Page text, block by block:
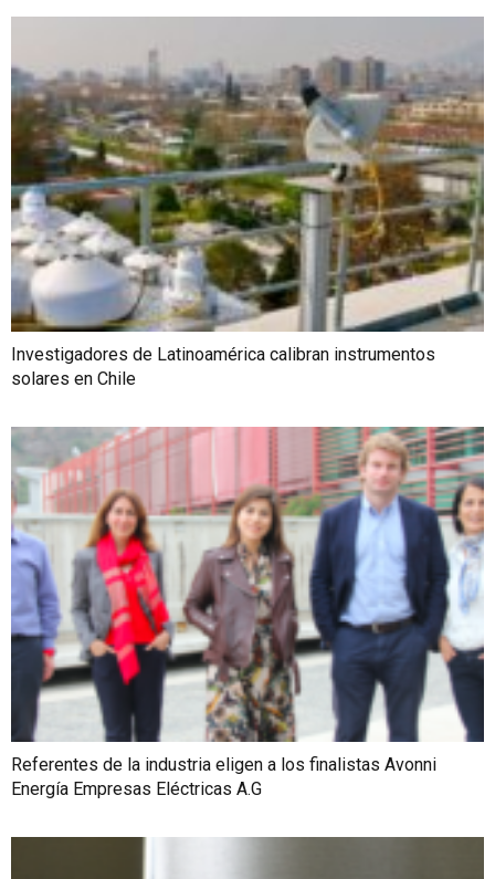
Investigadores de Latinoamérica calibran instrumentos
solares en Chile
Referentes de la industria eligen a los finalistas Avonni
Energía Empresas Eléctricas A.G